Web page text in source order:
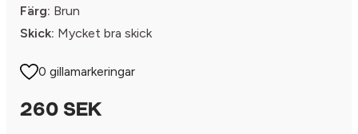
Färg: Brun
Skick: Mycket bra skick
0 gillamarkeringar
260 SEK